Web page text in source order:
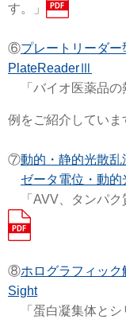
す。」
⑥プレートリーダ
PlateReaderⅢ
「バイオ医薬品の
例をご紹介していま
⑦動的・静的光散
ゼータ電位・動
「AVV、タンパク
⑧ホログラフィック
Sight
「蛋白凝集体とシ